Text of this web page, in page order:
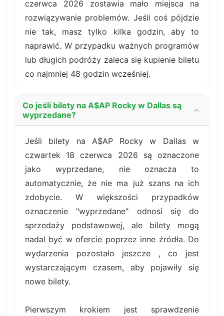
czerwca 2026 zostawia mało miejsca na
rozwiązywanie problemów. Jeśli coś pójdzie
nie tak, masz tylko kilka godzin, aby to
naprawić. W przypadku ważnych programów
lub długich podróży zaleca się kupienie biletu
co najmniej 48 godzin wcześniej.
Co jeśli bilety na A$AP Rocky w Dallas są
wyprzedane?
Jeśli bilety na A$AP Rocky w Dallas w
czwartek 18 czerwca 2026 są oznaczone
jako wyprzedane, nie oznacza to
automatycznie, że nie ma już szans na ich
zdobycie. W większości przypadków
oznaczenie "wyprzedane" odnosi się do
sprzedaży podstawowej, ale bilety mogą
nadal być w ofercie poprzez inne źródła. Do
wydarzenia pozostało jeszcze , co jest
wystarczającym czasem, aby pojawiły się
nowe bilety.
Pierwszym krokiem jest sprawdzenie